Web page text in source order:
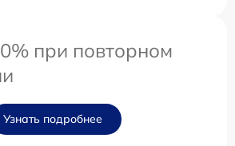
при повторном
Узнать подробнее